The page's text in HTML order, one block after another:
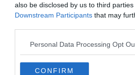
also be disclosed by us to third
Downstream Participants that may
Personal Data Processing Opt
CONFIRM
Où se trouve la